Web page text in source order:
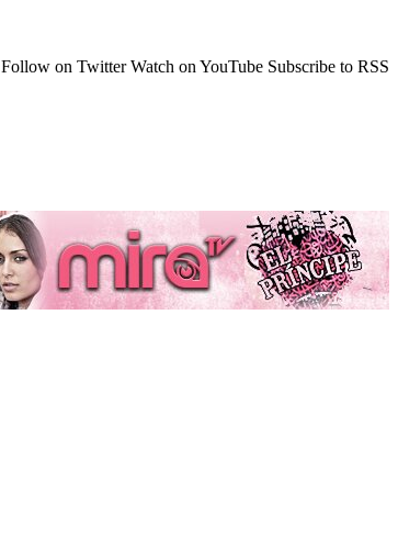
Follow on Twitter Watch on YouTube Subscribe to RSS